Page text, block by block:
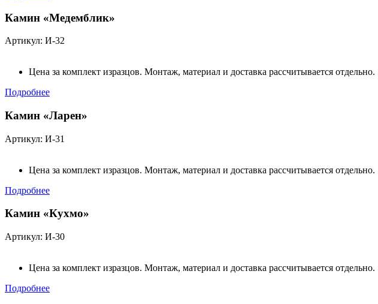
Камин «Медемблик»
Артикул: И-32
Цена за комплект изразцов. Монтаж, материал и доставка рассчитывается отдельно.
Подробнее
Камин «Ларен»
Артикул: И-31
Цена за комплект изразцов. Монтаж, материал и доставка рассчитывается отдельно.
Подробнее
Камин «Кухмо»
Артикул: И-30
Цена за комплект изразцов. Монтаж, материал и доставка рассчитывается отдельно.
Подробнее